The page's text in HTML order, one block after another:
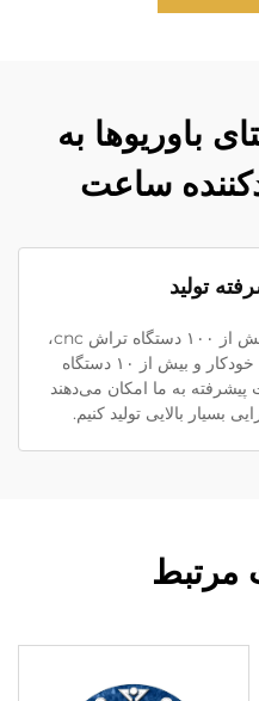
باوریوها به
ساعت
تولید
مرکز تولید پیشرفته ما مجهز به بیش از ۱۰۰ دستگاه تراش cnc،
بیش از ۵۰ دستگاه سوراخکاری خودکار و بیش از ۱۰ دستگاه
به ما امکان می‌دهند
بسیار بالایی تولید کنیم.
مرتبط